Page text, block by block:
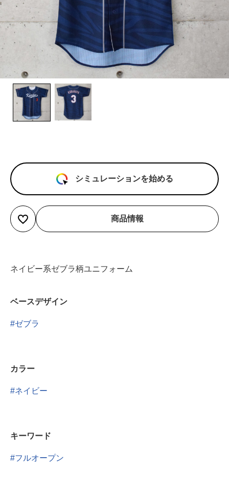
シミュレーションを始める
商品情報
ネイビー系ゼブラ柄ユニフォーム
ベースデザイン
ゼブラ
カラー
ネイビー
キーワード
フルオープン